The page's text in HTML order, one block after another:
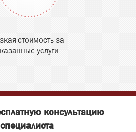
стоимость за
услуги
консультацию
специалиста